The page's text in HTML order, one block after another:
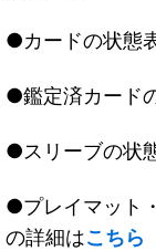
●カードの状態
●鑑定済カード
●スリーブの状
●プレイマット
の詳細はこちら